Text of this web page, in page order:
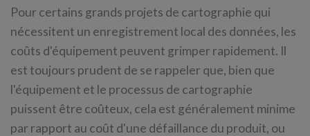
Pour certains grands projets de cartographie qui
nécessitent un enregistrement local des données, les
coûts d'équipement peuvent grimper rapidement. Il
est toujours prudent de se rappeler que, bien que
l'équipement et le processus de cartographie
puissent être coûteux, cela est généralement minime
par rapport au coût d'une défaillance du produit, ou